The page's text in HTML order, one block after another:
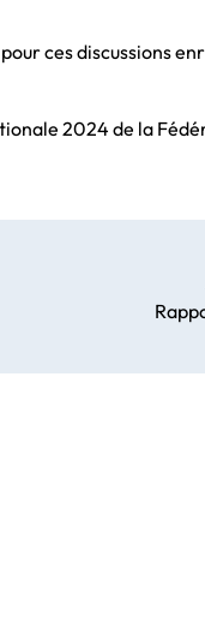
ces discussions
2024 de la